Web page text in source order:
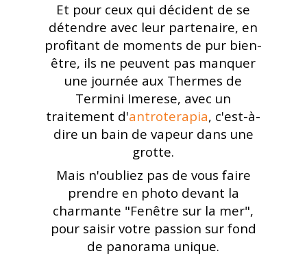
Et pour ceux qui décident de se
détendre avec leur partenaire, en
profitant de moments de pur bien-
être, ils ne peuvent pas manquer
une journée aux Thermes de
Termini Imerese, avec un
traitement d'antroterapia, c'est-à-
dire un bain de vapeur dans une
grotte.
Mais n'oubliez pas de vous faire
prendre en photo devant la
charmante "Fenêtre sur la mer",
pour saisir votre passion sur fond
de panorama unique.